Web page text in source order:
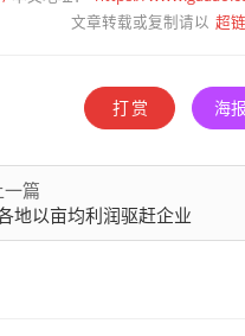
文章转载或复制请以 超
打赏 海报
一篇
地以亩均利润驱赶企业